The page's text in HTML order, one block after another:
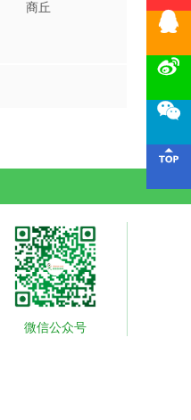
商丘
微信公众号



